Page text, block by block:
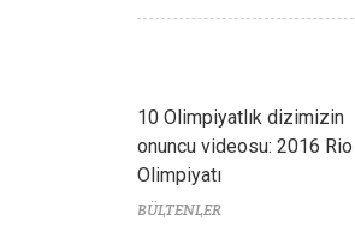
10 Olimpiyatlık dizimizin
onuncu videosu: 2016 Rio
Olimpiyatı
BÜLTENLER